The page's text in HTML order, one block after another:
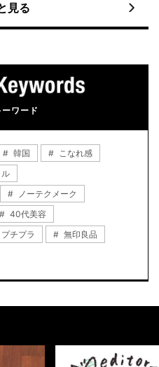
見る
ワード
韓国
こなれ感
ノーテクメーク
40代美容
プチプラ
無印良品